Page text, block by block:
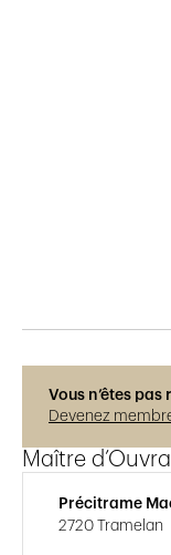
Vous n’êtes
Devenez
Maître
Précitrame
2720 Tramelan